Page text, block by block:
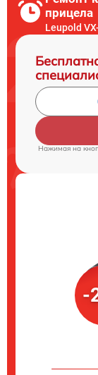
прицела
Leupold
Нажимая на
-